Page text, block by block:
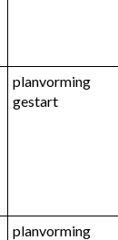
planvorming
gestart
planvorming